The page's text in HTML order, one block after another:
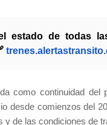
estado de todas
como continuidad del
desde comienzos del
y de las condiciones de